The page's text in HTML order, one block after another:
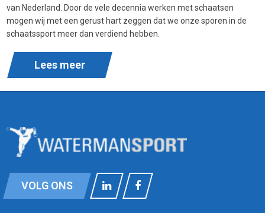
van Nederland. Door de vele decennia werken met schaatsen
mogen wij met een gerust hart zeggen dat we onze sporen in de
schaatssport meer dan verdiend hebben.
Lees meer
VOLG ONS